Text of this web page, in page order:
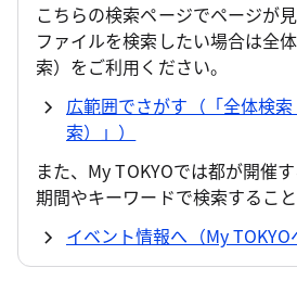
こちらの検索ページでページが
ファイルを検索したい場合は全
索）をご利用ください。
広範囲でさがす（「全体検
索）」）
また、My TOKYOでは都が開催
期間やキーワードで検索すること
イベント情報へ（My TOKYO